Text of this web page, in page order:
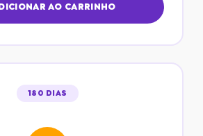
AO CARRINHO
180 DIAS